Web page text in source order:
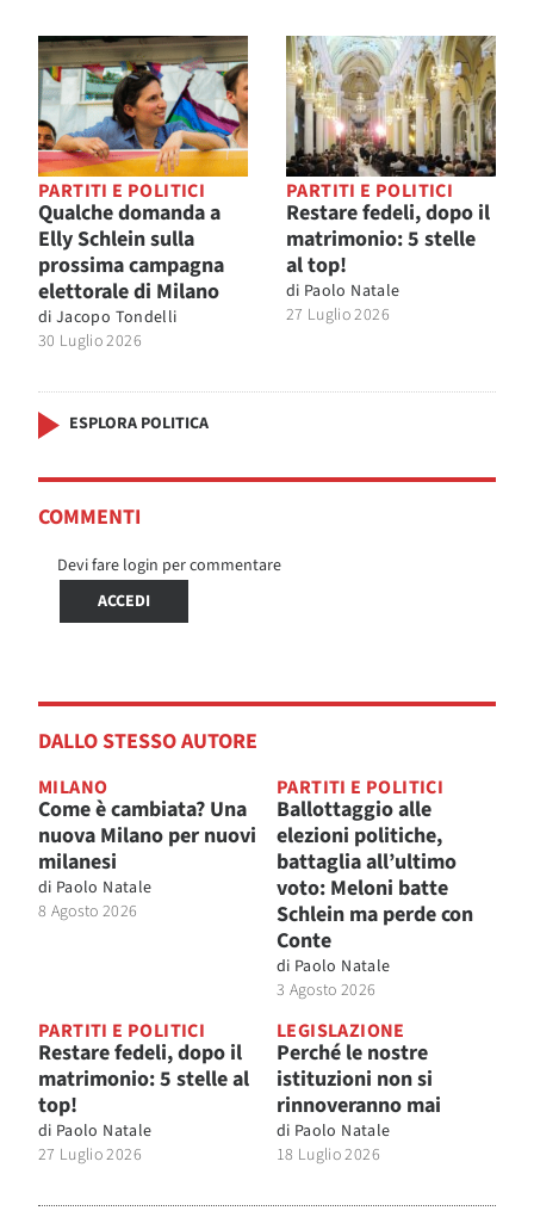
PARTITI E POLITICI
Qualche domanda a
Elly Schlein sulla
prossima campagna
elettorale di Milano
di Jacopo Tondelli
30 Luglio 2026
PARTITI E POLITICI
Restare fedeli, dopo il
matrimonio: 5 stelle
al top!
di Paolo Natale
27 Luglio 2026
ESPLORA POLITICA
COMMENTI
Devi fare login per commentare
ACCEDI
DALLO STESSO AUTORE
MILANO
Come è cambiata? Una
nuova Milano per nuovi
milanesi
di Paolo Natale
8 Agosto 2026
PARTITI E POLITICI
Ballottaggio alle
elezioni politiche,
battaglia all’ultimo
voto: Meloni batte
Schlein ma perde con
Conte
di Paolo Natale
3 Agosto 2026
PARTITI E POLITICI
Restare fedeli, dopo il
matrimonio: 5 stelle al
top!
di Paolo Natale
27 Luglio 2026
LEGISLAZIONE
Perché le nostre
istituzioni non si
rinnoveranno mai
di Paolo Natale
18 Luglio 2026